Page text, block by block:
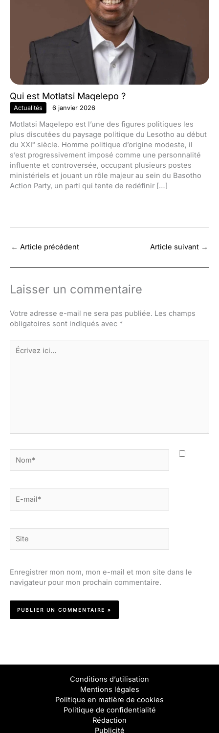
Qui est Motlatsi Maqelepo ?
Actualités 6 janvier 2026
Motlatsi Maqelepo est l’une des figures politiques les
plus discutées du paysage politique du Lesotho au début
du XXIᵉ siècle. Homme politique d’origine modeste, il
s’est progressivement imposé comme une personnalité
influente et controversée, occupant plusieurs postes
ministériels et jouant un rôle majeur au sein du Basotho
Action Party, un parti qui tente de redéfinir […]
← Article précédent Article suivant →
Laisser un commentaire
Votre adresse e-mail ne sera pas publiée. Les champs
obligatoires sont indiqués avec *
Écrivez
ici…
mail*
Enregistrer mon nom, mon e-mail et mon site dans le
navigateur pour mon prochain commentaire.
Conditions d’utilisation
Mentions légales
Politique en matière de cookies
Politique de confidentialité
Rédaction
Publicité